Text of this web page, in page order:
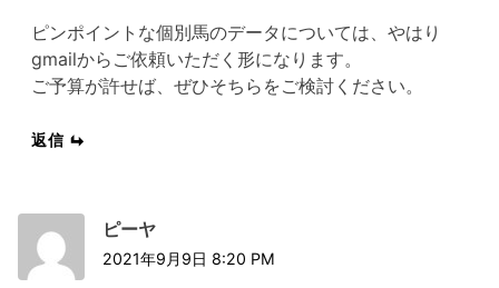
ピンポイントな個別馬のデータについては、やはり
gmailからご依頼いただく形になります。
ご予算が許せば、ぜひそちらをご検討ください。
返信
ピーヤ
2021年9月9日 8:20 PM